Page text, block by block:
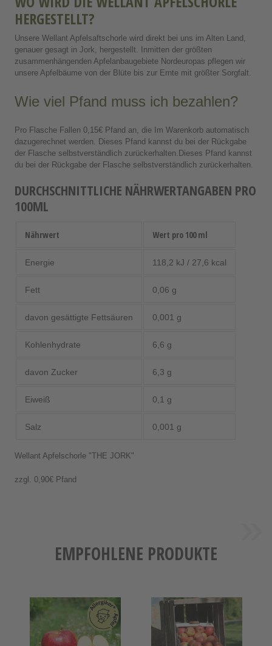
HERGESTELLT?
Unsere Wellant Apfelsaftschorle wird direkt bei uns im Alten Land,
genauer gesagt in Jork, hergestellt. Inmitten der größten
zusammenhängenden Apfelanbaugebiete Nordeuropas pflegen wir
unsere Apfelbäume von der Blüte bis zur Ernte mit größter Sorgfalt.
Wie viel Pfand muss ich bezahlen?
Pro Flasche Fallen 0,15€ Pfand an, die Im Warenkorb automatisch
dazugerechnet werden. Dieses Pfand kannst du bei der Rückgabe
der Flasche selbstverständlich zurückerhalten.Dieses Pfand kannst
du bei der Rückgabe der Flasche selbstverständlich zurückerhalten.
DURCHSCHNITTLICHE NÄHRWERTANGABEN PRO
100ML
Nährwert Wert pro 100 ml
Energie 118,2 kJ / 27,6 kcal
Fett 0,06 g
davon gesättigte Fettsäuren 0,001 g
Kohlenhydrate 6,6 g
davon Zucker 6,3 g
Eiweiß 0,1 g
Salz 0,001 g
Wellant Apfelschorle "THE JORK"
zzgl. 0,90€ Pfand
EMPFOHLENE PRODUKTE
Wellant
Apfel
2.2KG
Frischemix
Altländer
Äpfel
4KG